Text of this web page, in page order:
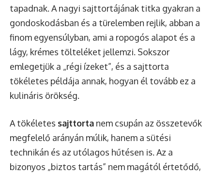
tapadnak. A nagyi sajttortájának titka gyakran a
gondoskodásban és a türelemben rejlik, abban a
finom egyensúlyban, ami a ropogós alapot és a
lágy, krémes tölteléket jellemzi. Sokszor
emlegetjük a „régi ízeket”, és a sajttorta
tökéletes példája annak, hogyan él tovább ez a
kulináris örökség.
A tökéletes sajttorta nem csupán az összetevők
megfelelő arányán múlik, hanem a sütési
technikán és az utólagos hűtésen is. Az a
bizonyos „biztos tartás” nem magától értetődő,